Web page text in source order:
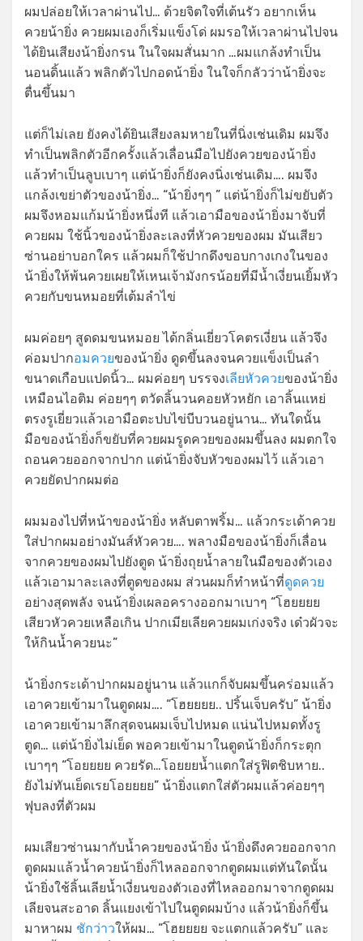
ผมปล่อยให้เวลาผ่านไป… ด้วยจิตใจที่เต้นรัว อยากเห็น
ควยน้ายิ่ง ควยผมเองก็เริ่มแข็งโด่ ผมรอให้เวลาผ่านไปจน
ได้ยินเสียงน้ายิ่งกรน ในใจผมสั่นมาก …ผมแกล้งทำเป็น
นอนดิ้นแล้ว พลิกตัวไปกอดน้ายิ่ง ในใจก็กลัวว่าน้ายิ่งจะ
ตื่นขึ้นมา
แต่ก็ไม่เลย ยังคงได้ยินเสียงลมหายในที่นิ่งเช่นเดิม ผมจึง
ทำเป็นพลิกตัวอีกครั้งแล้วเลื่อนมือไปยังควยของน้ายิ่ง
แล้วทำเป็นลูบเบาๆ แต่น้ายิ่งก็ยังคงนิ่งเช่นเดิม…. ผมจึง
แกล้งเขย่าตัวของน้ายิ่ง… “น้ายิ่งๆๆ ” แต่น้ายิ่งก็ไม่ขยับตัว
ผมจึงหอมแก้มน้ายิ่งหนึ่งที แล้วเอามือของน้ายิ่งมาจับที่
ควยผม ใช้นิ้วของน้ายิ่งละเลงที่หัวควยของผม มันเสียว
ซ่านอย่าบอกใคร แล้วผมก็ใช้ปากดึงขอบกางเกงในของ
น้ายิ่งให้พ้นควยเผยให้เหนเจ้ามังกรน้อยที่มีน้ำเงี่ยนเยิ้มหัว
ควยกับขนหมอยที่เต้มลำไข่
ผมค่อยๆ สูดดมขนหมอย ได้กลิ่นเยี่ยวโคตรเงี่ยน แล้วจึง
ค่อมปากอมควยของน้ายิ่ง ดูดขึ้นลงจนควยแข็งเป็นลำ
ขนาดเกือบแปดนิ้ว… ผมค่อยๆ บรรจงเลียหัวควยของน้ายิ่ง
เหมือนไอติม ค่อยๆๆ ตวัดลิ้นวนคอยหัวหยัก เอาลิ้นแหย่
ตรงรูเยี่ยวแล้วเอามือตะปบไข่บีบวนอยู่นาน… ทันใดนั้น
มือของน้ายิ่งก็ขยับที่ควยผมรูดควยของผมขึ้นลง ผมตกใจ
ถอนควยออกจากปาก แต่น้ายิ่งจับหัวของผมไว้ แล้วเอา
ควยยัดปากผมต่อ
ผมมองไปที่หน้าของน้ายิ่ง หลับตาพริ้ม… แล้วกระเด้าควย
ใส่ปากผมอย่างมันส์หัวควย…. พลางมือของน้ายิ่งก็เลื่อน
จากควยของผมไปยังตูด น้ายิ่งถุยน้ำลายในมือของตัวเอง
แล้วเอามาละเลงที่ตูดของผม ส่วนผมก็ทำหน้าที่ดูดควย
อย่างสุดพลัง จนน้ายิ่งเผลอครางออกมาเบาๆ “โฮยยยย
เสียวหัวควยเหลือเกิน ปากเมียเลียควยผมเก่งจริง เด๋วผัวจะ
ให้กินน้ำควยนะ”
น้ายิ่งกระเด้าปากผมอยู่นาน แล้วแกก็จับผมขึ้นคร่อมแล้ว
เอาควยเข้ามาในตูดผม…. “โฮยยยย.. ปริ้นเจ็บครับ” น้ายิ่ง
เอาควยเข้ามาลึกสุดจนผมเจ็บไปหมด แน่นไปหมดทั้งรู
ตูด… แต่น้ายิ่งไม่เย็ด พอควยเข้ามาในตูดน้ายิ่งก็กระตุก
เบาๆๆ “โอยยยย ควยรัด…โอยยยน้ำแตกใส่รูฟิตชิบหาย..
ยังไม่ทันเย็ดเรยโอยยยย” น้ายิ่งแตกใส่ตัวผมแล้วค่อยๆๆ
ฟุบลงที่ตัวผม
ผมเสียวซ่านมากับน้ำควยของน้ายิ่ง น้ายิ่งดึงควยออกจาก
ตูดผมแล้วน้ำควยน้ายิ่งก็ไหลออกจากตูดผมแต่ทันใดนั้น
น้ายิ่งใช้ลิ้นเลียน้ำเงี่ยนของตัวเองที่ไหลออกมาจากตูดผม
เลียจนสะอาด ลิ้นแยงเข้าไปในตูดผมบ้าง แล้วน้ายิ่งก็ขึ้น
มาหาผม ชักว่าวให้ผม… “โฮยยยย จะแตกแล้วครับ” และ